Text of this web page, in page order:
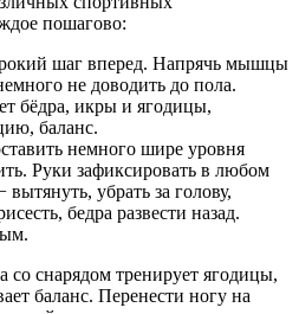
пошагово:
шаг вперед. Напрячь мышцы
не доводить до пола.
бёдра, икры и ягодицы,
баланс.
немного шире уровня
Руки зафиксировать в любом
убрать за голову,
бедра развести назад.
со снарядом тренирует ягодицы,
баланс. Перенести ногу на